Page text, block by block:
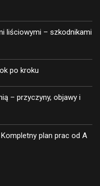
liściowymi – szkodnikami
po kroku
– przyczyny, objawy i
plan prac od A